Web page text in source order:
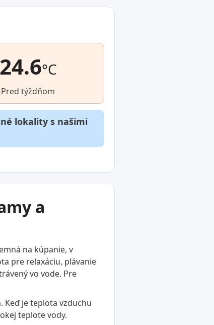
24.6°C
Pred týždňom
lokality s našimi
a
na kúpanie, v
pre relaxáciu, plávanie
vo vode. Pre
Keď je teplota vzduchu
teplote vody.